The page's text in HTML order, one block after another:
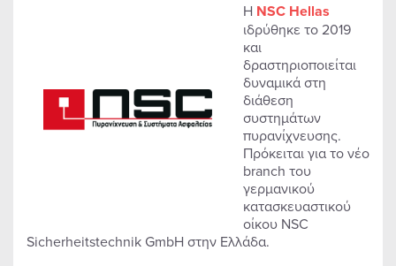
Η NSC Hellas
ιδρύθηκε το 2019
και
δραστηριοποιείται
δυναμικά στη
διάθεση
συστημάτων
πυρανίχνευσης.
Πρόκειται για το νέο
branch του
γερμανικού
κατασκευαστικού
οίκου NSC
Sicherheitstechnik GmbH στην Ελλάδα.